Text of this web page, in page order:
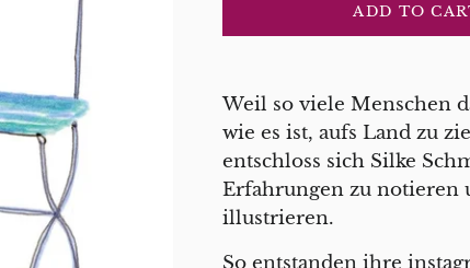
ADD TO
Weil so viele Menschen
wie es ist, aufs Land zu
entschloss sich Silke
Erfahrungen zu notieren
illustrieren.
So entstanden ihre